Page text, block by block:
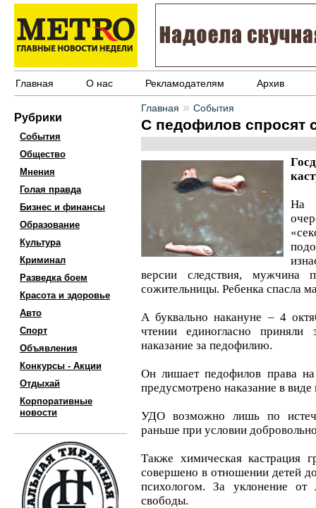
Главная О нас Рекламодателям Архив
Рубрики
События
Общество
Мнения
Голая правда
Бизнес и финансы
Образование
Культура
Криминал
Разведка боем
Красота и здоровье
Авто
Спорт
Объявления
Конкурсы - Акции
Отдыхай
Корпоративные
новости
Главная » События
С педофилов спросят
На
версии следствия, мужчина
сожительницы. Ребенка спасла
А буквально накануне – 4
чтении единогласно приняли
наказание за педофилию.
Он лишает педофилов права
предусмотрено наказание в
УДО возможно лишь по
раньше при условии
Также химическая кастрация
совершено в отношении детей
психологом. За уклонение
свободы.